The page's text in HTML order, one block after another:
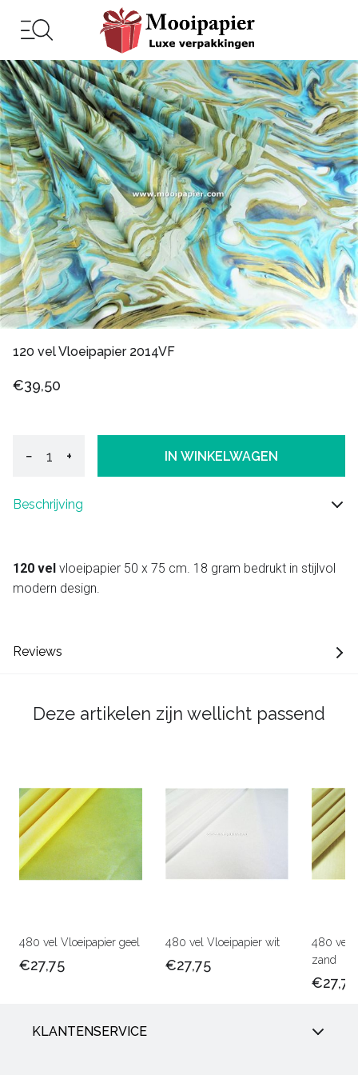
120 vel Vloeipapier 2014VF
€39,50
− + IN WINKELWAGEN
Beschrijving
120 vel vloeipapier 50 x 75 cm. 18 gram bedrukt in stijlvol
modern design.
Reviews
Deze artikelen zijn wellicht passend
480 vel Vloeipapier geel
€27,75
480 vel Vloeipapier wit
€27,75
480 vel
zand
€27,75
KLANTENSERVICE